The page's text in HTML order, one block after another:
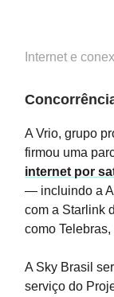
Internet e
A Vrio, grupo
firmou uma
internet por
— incluindo a
com a Starlink
como
A Sky Brasil
serviço do